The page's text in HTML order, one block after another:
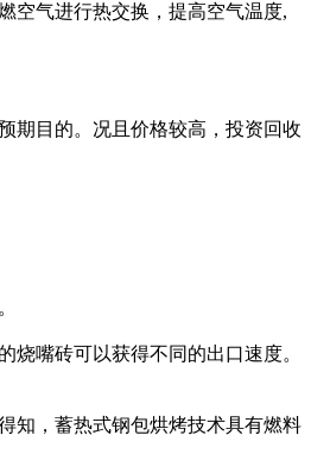
空气进行热交换，提高空气温度,
期目的。况且价格较高，投资回收
嘴砖可以获得不同的出口速度。
知，蓄热式钢包烘烤技术具有燃料